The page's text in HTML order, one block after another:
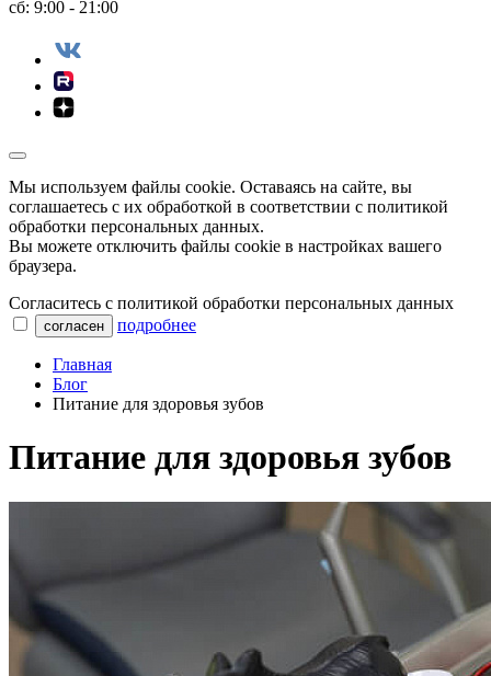
сб: 9:00 - 21:00
Мы используем файлы сookie. Оставаясь на сайте, вы
соглашаетесь с их обработкой в соответствии с политикой
обработки персональных данных.
Вы можете отключить файлы cookie в настройках вашего
браузера.
Согласитесь с политикой обработки персональных данных
согласен подробнее
Главная
Блог
Питание для здоровья зубов
Питание для здоровья зубов